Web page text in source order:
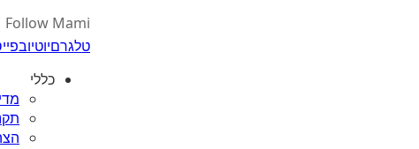
Follow Mami
טלגרםיוטיוב
כללי